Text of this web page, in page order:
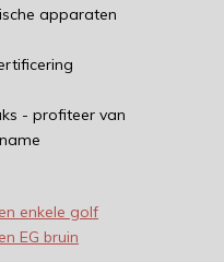
apparaten
- profiteer van
enkele golf
EG bruin